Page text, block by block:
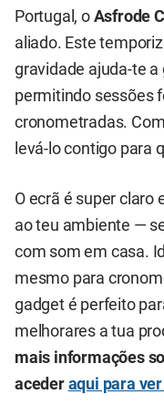
Portugal, o Asfrode
aliado. Este
gravidade ajuda-te
permitindo sessões
cronometradas.
levá-lo contigo para
O ecrã é super claro
ao teu ambiente —
com som em casa.
mesmo para
gadget é perfeito
melhorares a tua
mais informações
aceder aqui para